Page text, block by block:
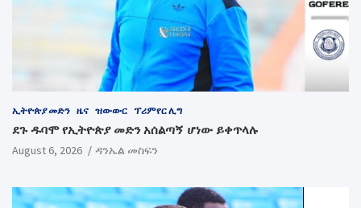
ኢትዮጵያ መድን ዜና ዝውውር ፕሪምየር ሊግ
ደጉ ዱባሞ የኢትዮጵያ መድን አሰልጣኝ ሆነው ይቀጥላሉ
August 6, 2026 ዳንኤል መስፍን